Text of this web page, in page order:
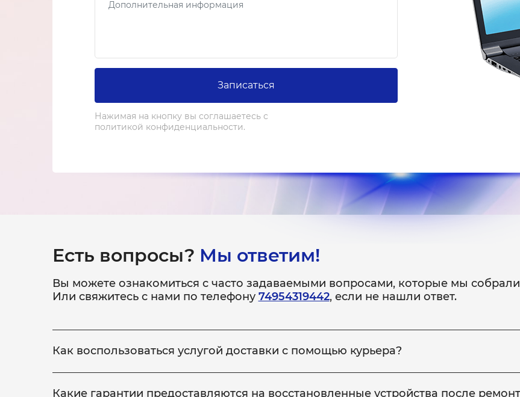
Записаться
Нажимая на кнопку вы соглашаетесь с
политикой конфиденциальности.
Есть вопросы? Мы ответим!
Вы можете ознакомиться с часто задаваемыми вопросами, которые мы
Или свяжитесь с нами по телефону 74954319442, если не нашли ответ.
Как воспользоваться услугой доставки с помощью курьера?
Всё просто! Если у вас не получается привезти неисправное устройство в сервис, вы можете
курьера мы предоставляем бесплатно, как на приём устройства так и на возвращение.
Какие гарантии предоставляются на восстановленные устройства после